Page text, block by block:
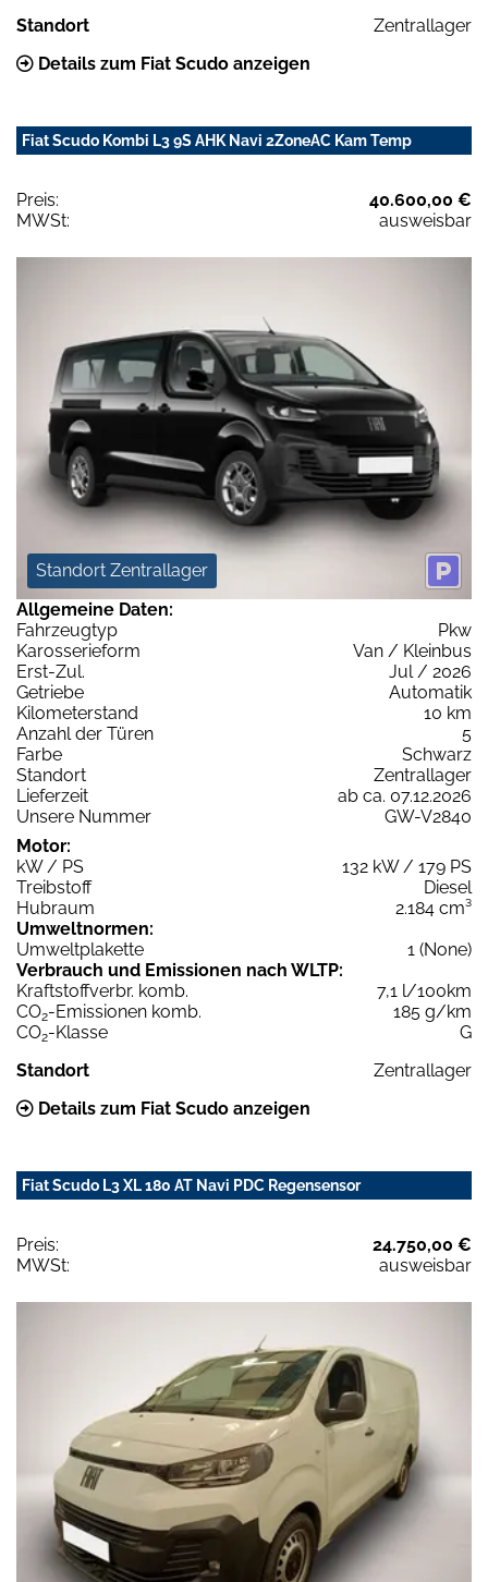
Standort
Zentrallager
Details zum Fiat Scudo anzeigen
Fiat Scudo Kombi L3 9S AHK Navi 2ZoneAC Kam Temp
Preis:
40.600,00 €
MWSt:
ausweisbar
Standort Zentrallager
Allgemeine Daten:
Fahrzeugtyp
Pkw
Karosserieform
Van / Kleinbus
Erst-Zul.
Jul / 2026
Getriebe
Automatik
Kilometerstand
10 km
Anzahl der Türen
5
Farbe
Schwarz
Standort
Zentrallager
Lieferzeit
ab ca. 07.12.2026
Unsere Nummer
GW-V2840
Motor:
kW / PS
132 kW / 179 PS
Treibstoff
Diesel
Hubraum
2.184 cm³
Umweltnormen:
Umweltplakette
1 (None)
Verbrauch und Emissionen nach WLTP:
Kraftstoffverbr. komb.
7,1 l/100km
CO2-Emissionen komb.
185 g/km
CO2-Klasse
G
Standort
Zentrallager
Details zum Fiat Scudo anzeigen
Fiat Scudo L3 XL 180 AT Navi PDC Regensensor
Preis:
24.750,00 €
MWSt:
ausweisbar